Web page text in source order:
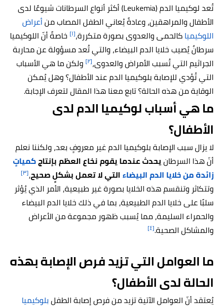
تُعد لوكيميا الدم (Leukemia) أكثر أنواع السرطانات شيوعًا لدى
الأطفال والمراهقين، وعادةً يُعاني الطفل المصاب منأعراض
اللوكيمياكالحمى والعدوى بصورة متكررة،[١] خاصةً أنّ اللوكيميا
سرطانٌ يُصيب خلايا الدم البيضاء، والتي تُعد مسؤولة عن محاربة
الجراثيم التي تُسبب الأمراض والعدوى،[٢]
ولكن ما هي الأسباب
التي تُؤدي للإصابة بلوكيميا الدم عند الأطفال؟ وهل يُمكن
الوقاية من هذه الحالة؟ تابع معنا هذا المقال لتعرف الإجابة.
ما هي أسباب لوكيميا الدم لدى
الأطفال؟
لا يزال سبب الإصابة بلوكيميا الدم غير معروفٍ بعد، ولكننا نعلم
أنّ هذا السرطانيحدث عندما يقوم نخاع العظم بإنتاجكمياتٍ
زائدة من خلايا الدم البيضاءالتي لا تعمل بشكلٍ صحيح،[٣]
وتتكاثر وتنقسم هذه الخلايا بصورة غير طبيعية، الأمر الذي يُؤثر
سلبًا على خلايا الدم الطبيعية، بما في ذلك خلايا الدم البيضاء
والحمراء السليمة، مما يُسبب ظهور مجموعة من الأعراض
والمشاكل الصحية.[٤]
ما العوامل التي تزيد فرص الإصابة بهذه
الحالة لدى الأطفال؟
يُعتقد أنّ العوامل الآتية تزيد من فرص إصابة الطفلبلوكيميا